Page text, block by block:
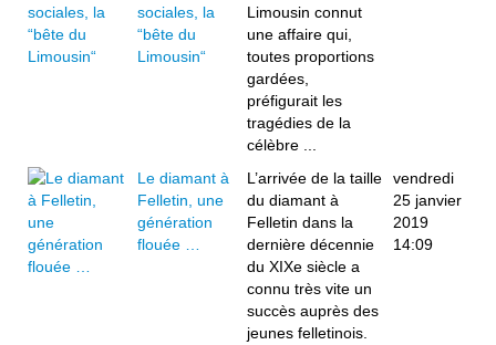
sociales, la
“bête du
Limousin“
Limousin connut
une affaire qui,
toutes proportions
gardées,
préfigurait les
tragédies de la
célèbre ...
­­­Le diamant à
Felletin, une
génération
flouée …
L’arrivée de la taille
du diamant à
Felletin dans la
dernière décennie
du XIXe siècle a
connu très vite un
succès auprès des
jeunes felletinois.
vendredi
25 janvier
2019
14:09